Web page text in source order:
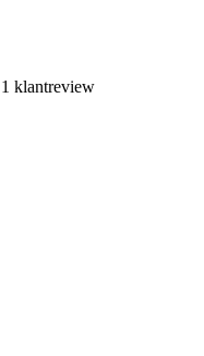
klantreview